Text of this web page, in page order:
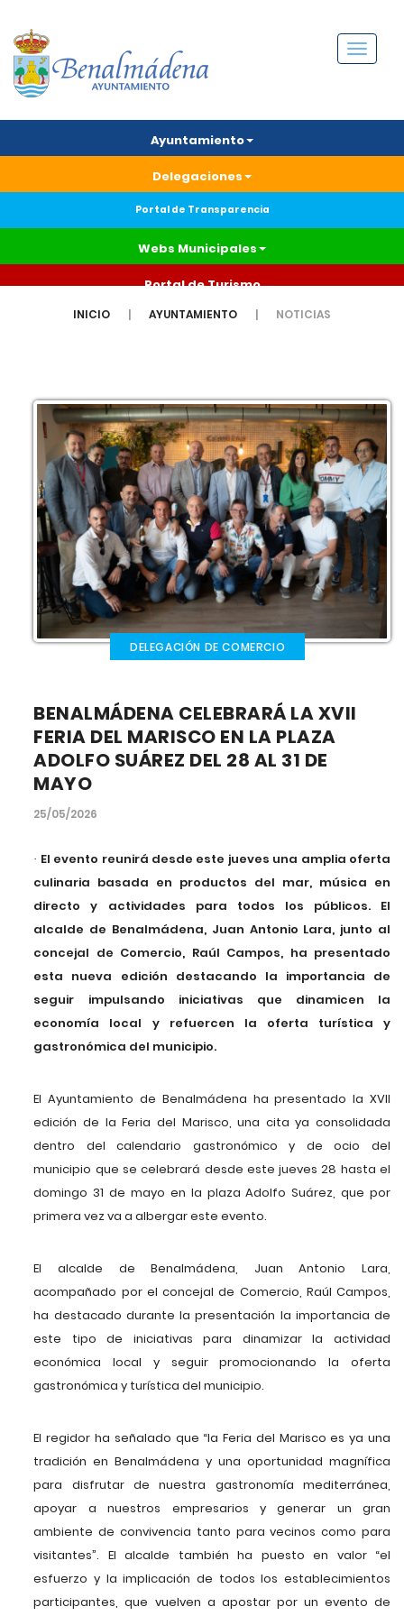
Menú
Ayuntamiento
Delegaciones
Portal de Transparencia
Webs Municipales
Portal de Turismo
INICIO AYUNTAMIENTO NOTICIAS
DELEGACIÓN DE COMERCIO
BENALMÁDENA CELEBRARÁ LA XVII
FERIA DEL MARISCO EN LA PLAZA
ADOLFO SUÁREZ DEL 28 AL 31 DE
MAYO
25/05/2026
· El evento reunirá desde este jueves una amplia oferta
culinaria basada en productos del mar, música en
directo y actividades para todos los públicos. El
alcalde de Benalmádena, Juan Antonio Lara, junto al
concejal de Comercio, Raúl Campos, ha presentado
esta nueva edición destacando la importancia de
seguir impulsando iniciativas que dinamicen la
economía local y refuercen la oferta turística y
gastronómica del municipio.
El Ayuntamiento de Benalmádena ha presentado la XVII
edición de la Feria del Marisco, una cita ya consolidada
dentro del calendario gastronómico y de ocio del
municipio que se celebrará desde este jueves 28 hasta el
domingo 31 de mayo en la plaza Adolfo Suárez, que por
primera vez va a albergar este evento.
El alcalde de Benalmádena, Juan Antonio Lara,
acompañado por el concejal de Comercio, Raúl Campos,
ha destacado durante la presentación la importancia de
este tipo de iniciativas para dinamizar la actividad
económica local y seguir promocionando la oferta
gastronómica y turística del municipio.
El regidor ha señalado que “la Feria del Marisco es ya una
tradición en Benalmádena y una oportunidad magnífica
para disfrutar de nuestra gastronomía mediterránea,
apoyar a nuestros empresarios y generar un gran
ambiente de convivencia tanto para vecinos como para
visitantes”. El alcalde también ha puesto en valor “el
esfuerzo y la implicación de todos los establecimientos
participantes, que vuelven a apostar por un evento de